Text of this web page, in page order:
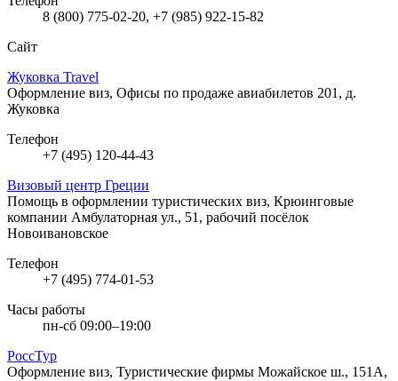
8 (800) 775-02-20, +7 (985) 922-15-82
Сайт
Жуковка Travel
Оформление виз, Офисы по продаже авиабилетов 201, д.
Жуковка
Телефон
+7 (495) 120-44-43
Визовый центр Греции
Помощь в оформлении туристических виз, Крюинговые
компании Амбулаторная ул., 51, рабочий посёлок
Новоивановское
Телефон
+7 (495) 774-01-53
Часы работы
пн-сб 09:00–19:00
РоссТур
Оформление виз, Туристические фирмы Можайское ш., 151А,